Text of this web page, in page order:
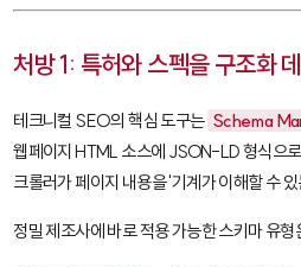
처방 1: 특허와 스펙을 구조화
테크니컬 SEO의 핵심 도구는 Schema
웹페이지 HTML 소스에 JSON-LD 형식으
크롤러가 페이지 내용을 '기계가 이해할 수
정밀 제조사에 바로 적용 가능한 스키마 유형